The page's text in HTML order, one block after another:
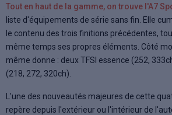
Tout en haut de la gamme, on trouve l'A7
liste d'équipements de série sans fin. Elle
le contenu des trois finitions précédentes,
même temps ses propres éléments. Côté
même donne : deux TFSI essence (252,
(218, 272, 320ch).
L'une des nouveautés majeures de cette
repère depuis l'extérieur ou l'intérieur de